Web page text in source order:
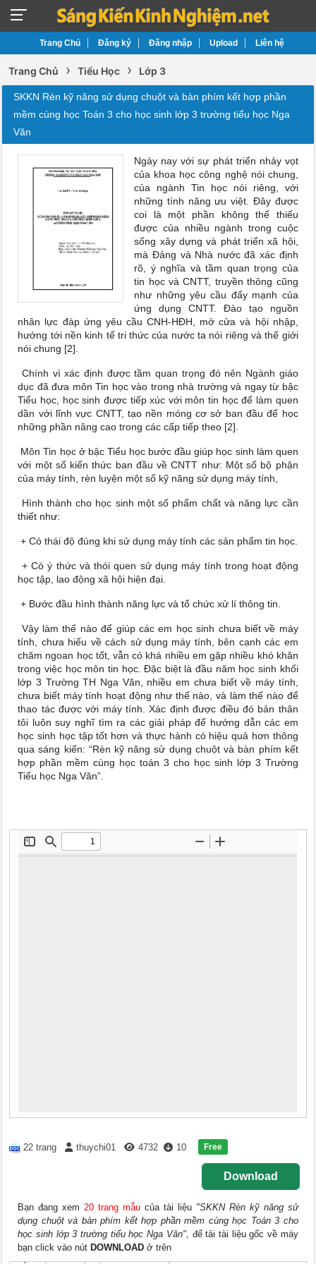
Trang Chủ Đăng ký Đăng nhập Upload Liên hệ
Trang Chủ › Tiểu Học › Lớp 3
SKKN Rèn kỹ năng sử dụng chuột và bàn phím kết hợp phần
mềm cùng học Toán 3 cho học sinh lớp 3 trường tiểu học Nga
Văn
Ngày nay với sự phát triển nhảy vọt
của khoa học công nghệ nói chung,
của ngành Tin học nói riêng, với
những tính năng ưu việt. Đây được
coi là một phần không thể thiếu
được của nhiều ngành trong cuộc
sống xây dựng và phát triển xã hội,
mà Đảng và Nhà nước đã xác định
rõ, ý nghĩa và tầm quan trọng của
tin học và CNTT, truyền thông cũng
như những yêu cầu đẩy mạnh của
ứng dụng CNTT. Đào tạo nguồn
nhân lực đáp ứng yêu cầu CNH-HĐH, mở cửa và hội nhập,
hướng tới nền kinh tế tri thức của nước ta nói riêng và thế giới
nói chung [2].
Chính vì xác định được tầm quan trọng đó nên Ngành giáo
dục đã đưa môn Tin học vào trong nhà trường và ngay từ bậc
Tiểu học, học sinh được tiếp xúc với môn tin học để làm quen
dần với lĩnh vực CNTT, tạo nền móng cơ sở ban đầu để học
những phần nâng cao trong các cấp tiếp theo [2].
Môn Tin học ở bậc Tiểu học bước đầu giúp học sinh làm quen
với một số kiến thức ban đầu về CNTT như: Một số bộ phận
của máy tính, rèn luyện một số kỹ năng sử dụng máy tính,
Hình thành cho học sinh một số phẩm chất và năng lực cần
thiết như:
+ Có thái độ đúng khi sử dụng máy tính các sản phẩm tin học.
+ Có ý thức và thói quen sử dụng máy tính trong hoạt động
học tập, lao động xã hội hiện đại.
+ Bước đầu hình thành năng lực và tổ chức xử lí thông tin.
Vậy làm thế nào để giúp các em học sinh chưa biết về máy
tính, chưa hiểu về cách sử dụng máy tính, bên cạnh các em
chăm ngoan học tốt, vẫn có khá nhiều em gặp nhiều khó khăn
trong việc học môn tin học. Đặc biệt là đầu năm học sinh khối
lớp 3 Trường TH Nga Văn, nhiều em chưa biết về máy tính,
chưa biết máy tính hoạt động như thế nào, và làm thế nào để
thao tác được với máy tính. Xác định được điều đó bản thân
tôi luôn suy nghĩ tìm ra các giải pháp để hướng dẫn các em
học sinh học tập tốt hơn và thực hành có hiệu quả hơn thông
qua sáng kiến: “Rèn kỹ năng sử dụng chuột và bàn phím kết
hợp phần mềm cùng học toán 3 cho học sinh lớp 3 Trường
Tiểu học Nga Văn”.
22 trang thuychi01 4732 10 Free
Download
Bạn đang xem20 trang mẫu của tài liệu "SKKN Rèn kỹ năng sử
dụng chuột và bàn phím kết hợp phần mềm cùng học Toán 3 cho
học sinh lớp 3 trường tiểu học Nga Văn", để tải tài liệu gốc về máy
bạn click vào nút DOWNLOAD ở trên